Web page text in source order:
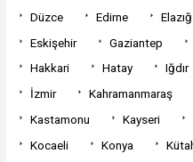
Düzce
Edirne Elazığ
Eskişehir
Gaziantep
Hakkari
Hatay Iğdır
İzmir
Kahramanmaraş
Kastamonu
Kayseri
Kocaeli
Konya